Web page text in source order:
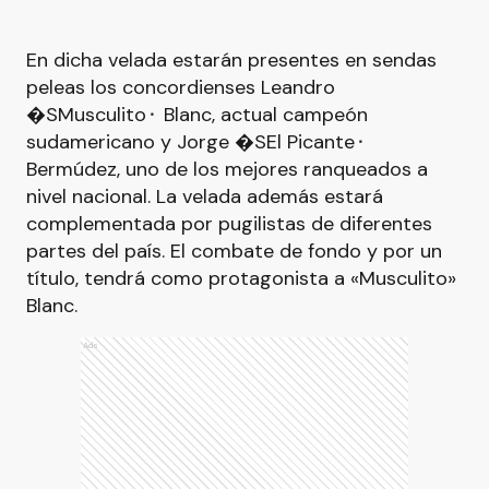
En dicha velada estarán presentes en sendas
peleas los concordienses Leandro
�SMusculito⬝ Blanc, actual campeón
sudamericano y Jorge �SEl Picante⬝
Bermúdez, uno de los mejores ranqueados a
nivel nacional. La velada además estará
complementada por pugilistas de diferentes
partes del país. El combate de fondo y por un
título, tendrá como protagonista a «Musculito»
Blanc.
Ads